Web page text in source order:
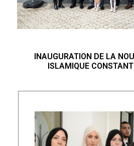
INAUGURATION DE LA
ISLAMIQUE